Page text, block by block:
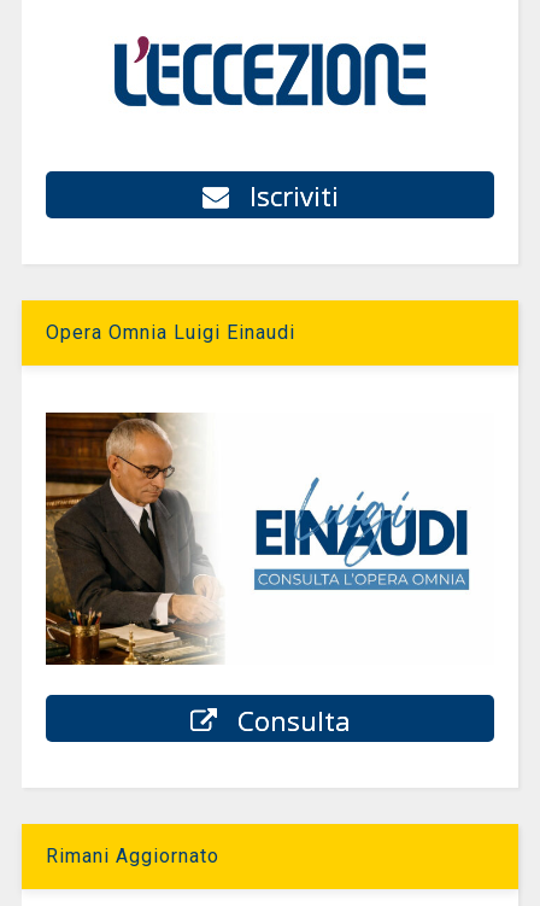
Iscriviti
Opera Omnia Luigi Einaudi
Consulta
Rimani Aggiornato